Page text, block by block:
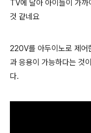
TV에 달아 아이들이 가
것 같네요
220V를 아두이노로 제어
과 응용이 가능하다는 것
다.